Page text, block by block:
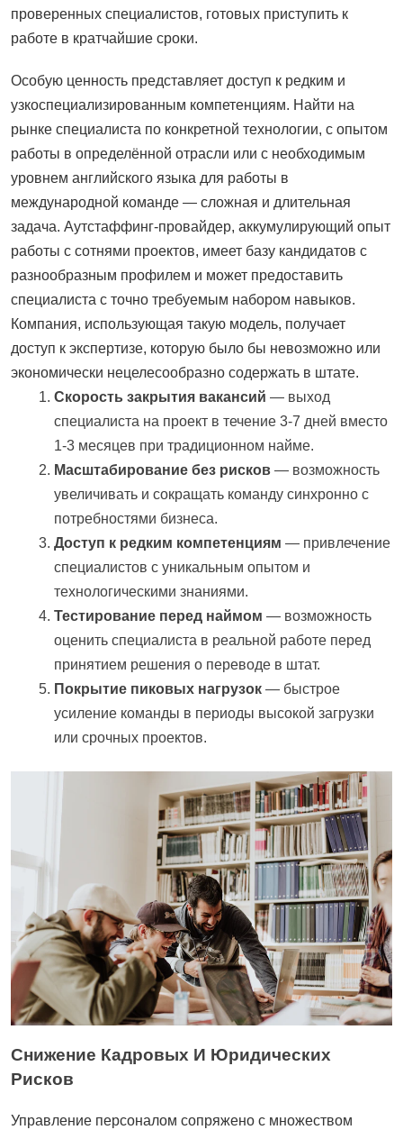
проверенных специалистов, готовых приступить к
работе в кратчайшие сроки.
Особую ценность представляет доступ к редким и
узкоспециализированным компетенциям. Найти на
рынке специалиста по конкретной технологии, с опытом
работы в определённой отрасли или с необходимым
уровнем английского языка для работы в
международной команде — сложная и длительная
задача. Аутстаффинг-провайдер, аккумулирующий опыт
работы с сотнями проектов, имеет базу кандидатов с
разнообразным профилем и может предоставить
специалиста с точно требуемым набором навыков.
Компания, использующая такую модель, получает
доступ к экспертизе, которую было бы невозможно или
экономически нецелесообразно содержать в штате.
Скорость закрытия вакансий — выход
специалиста на проект в течение 3-7 дней вместо
1-3 месяцев при традиционном найме.
Масштабирование без рисков — возможность
увеличивать и сокращать команду синхронно с
потребностями бизнеса.
Доступ к редким компетенциям — привлечение
специалистов с уникальным опытом и
технологическими знаниями.
Тестирование перед наймом — возможность
оценить специалиста в реальной работе перед
принятием решения о переводе в штат.
Покрытие пиковых нагрузок — быстрое
усиление команды в периоды высокой загрузки
или срочных проектов.
Снижение Кадровых И Юридических
Рисков
Управление персоналом сопряжено с множеством